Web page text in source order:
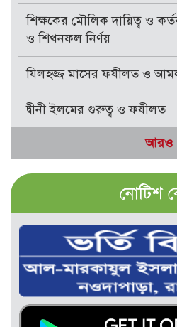
শিক্ষকের মৌলিক দায়িত্ব ও
ও শিখনফল নির্ণয়
যিলহজ্জ মাসের ফযীলত ও
দ্বীনী ইলমের গুরুত্ব ও ফযীলত
আরও
নোটিশ